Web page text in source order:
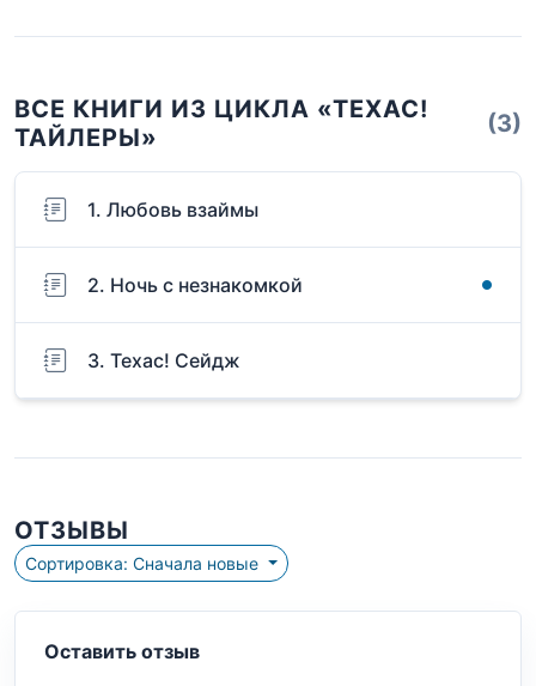
ВСЕ КНИГИ ИЗ ЦИКЛА «ТЕХАС!
ТАЙЛЕРЫ»
(3)
1. Любовь взаймы
2. Ночь с незнакомкой
3. Техас! Сейдж
ОТЗЫВЫ
Сортировка: Сначала новые
Оставить отзыв